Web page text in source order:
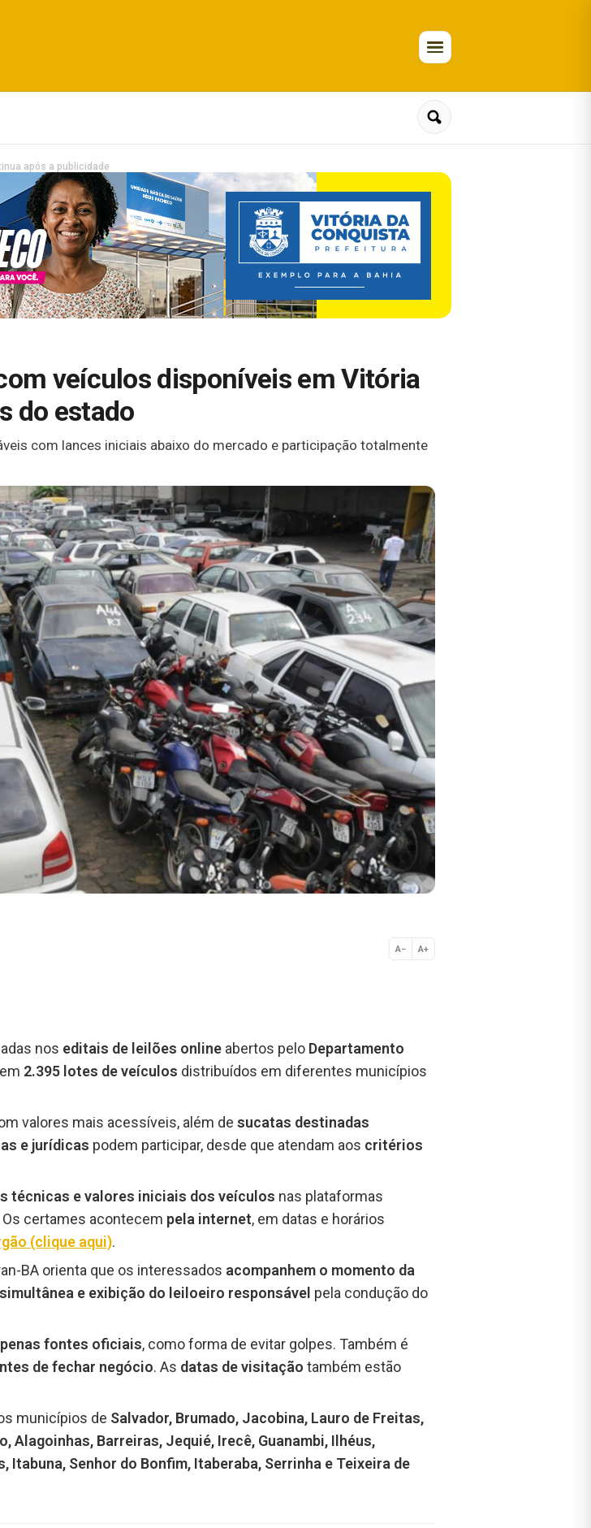
após a publicidade
veículos disponíveis em Vitória
do estado
com lances iniciais abaixo do mercado e participação totalmente
A− A+
Normal
nos editais de leilões online abertos pelo Departamento
2.395 lotes de veículos distribuídos em diferentes municípios
valores mais acessíveis, além de sucatas destinadas
e jurídicas podem participar, desde que atendam aos critérios
técnicas e valores iniciais dos veículos nas plataformas
Os certames acontecem pela internet, em datas e horários
(clique aqui).
BA orienta que os interessados acompanhem o momento da
e exibição do leiloeiro responsável pela condução do
fontes oficiais, como forma de evitar golpes. Também é
de fechar negócio. As datas de visitação também estão
municípios de Salvador, Brumado, Jacobina, Lauro de Freitas,
Alagoinhas, Barreiras, Jequié, Irecê, Guanambi, Ilhéus,
Itabuna, Senhor do Bonfim, Itaberaba, Serrinha e Teixeira de